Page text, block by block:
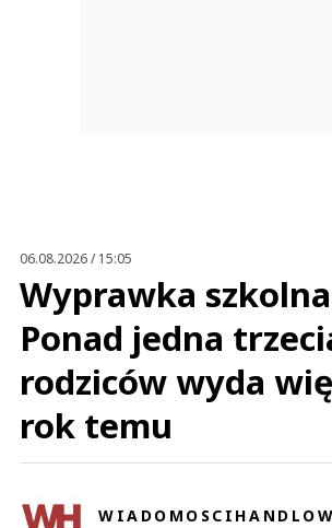
06.08.2026 / 15:05
Wyprawka
Ponad jedna
rodziców wyda
rok temu